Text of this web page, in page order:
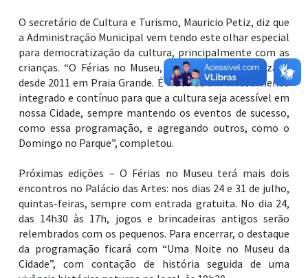
O secretário de Cultura e Turismo, Mauricio Petiz, diz que
a Administração Municipal vem tendo este olhar especial
para democratização da cultura, principalmente com as
crianças. “O Férias no Museu, por exemplo, é realizado
desde 2011 em Praia Grande. É fruto de um investimento
integrado e contínuo para que a cultura seja acessível em
nossa Cidade, sempre mantendo os eventos de sucesso,
como essa programação, e agregando outros, como o
Domingo no Parque”, completou.
Próximas edições – O Férias no Museu terá mais dois
encontros no Palácio das Artes: nos dias 24 e 31 de julho,
quintas-feiras, sempre com entrada gratuita. No dia 24,
das 14h30 às 17h, jogos e brincadeiras antigos serão
relembrados com os pequenos. Para encerrar, o destaque
da programação ficará com “Uma Noite no Museu da
Cidade”, com contação de história seguida de uma